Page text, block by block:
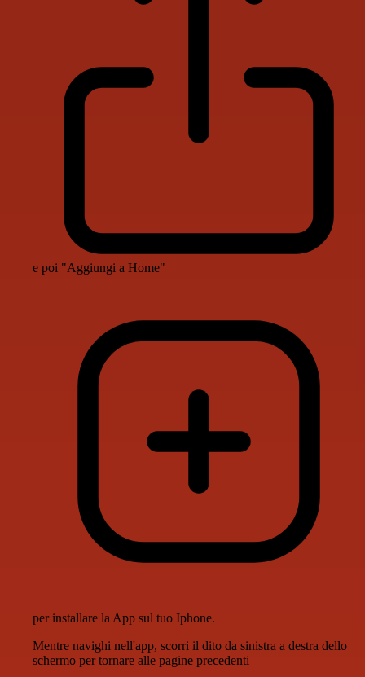
e poi "Aggiungi a Home"
per installare la App sul tuo Iphone.
Mentre navighi nell'app, scorri il dito da sinistra a destra dello
schermo per tornare alle pagine precedenti